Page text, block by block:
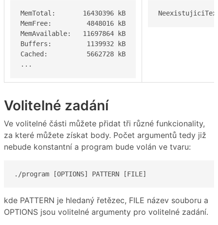
MemTotal:       16430396 kB
MemFree:         4848016 kB
MemAvailable:   11697864 kB
Buffers:         1139932 kB
Cached:          5662728 kB
...
Volitelné zadání
Ve volitelné části můžete přidat tři různé funkcionality,
za které můžete získat body. Počet argumentů tedy již
nebude konstantní a program bude volán ve tvaru:
./program [OPTIONS] PATTERN [FILE]
kde PATTERN je hledaný řetězec, FILE název souboru a
OPTIONS jsou volitelné argumenty pro volitelné zadání.